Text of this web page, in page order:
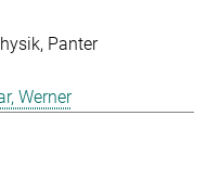
Panter
Werner